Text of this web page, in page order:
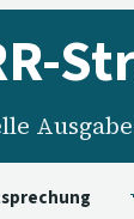
-
Ausgabe